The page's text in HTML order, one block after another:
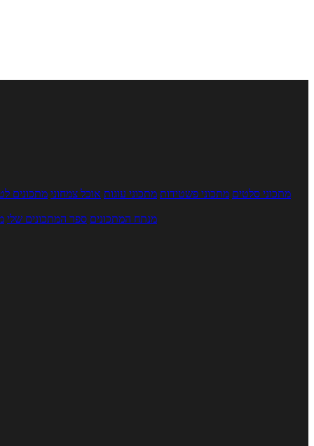
מתכוני סלטים מתכוני פשטידות מתכוני עוגות אוכל צמחוני מתכונים
מנתח המתכונים ספר המתכונים שלי